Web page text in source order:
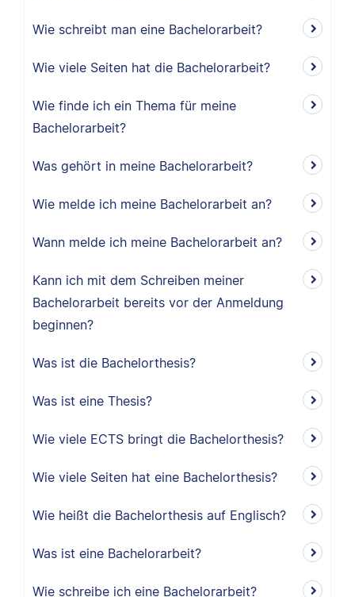
Wie schreibt man eine Bachelorarbeit?
Wie viele Seiten hat die Bachelorarbeit?
Wie finde ich ein Thema für meine
Bachelorarbeit?
Was gehört in meine Bachelorarbeit?
Wie melde ich meine Bachelorarbeit an?
Wann melde ich meine Bachelorarbeit an?
Kann ich mit dem Schreiben meiner
Bachelorarbeit bereits vor der Anmeldung
beginnen?
Was ist die Bachelorthesis?
Was ist eine Thesis?
Wie viele ECTS bringt die Bachelorthesis?
Wie viele Seiten hat eine Bachelorthesis?
Wie heißt die Bachelorthesis auf Englisch?
Was ist eine Bachelorarbeit?
Wie schreibe ich eine Bachelorarbeit?